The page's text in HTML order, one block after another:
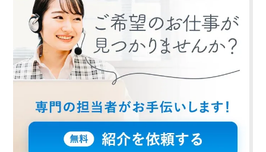
定されています。 ＜必要な経験・資格＞ 正看護師
免許もしくは准看護師免許が必須で、看護師経験は5年以
上必要です。学歴は不問です。中高年の方も積極的に募
集されています。